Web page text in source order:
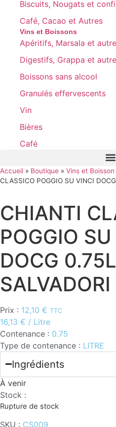
Biscuits, Nougats et
Café, Cacao et Autres
Vins et Boissons
Apéritifs, Marsala et
Digestifs, Grappa et
Boissons sans alcool
Granulés effervescents
Vin
Bières
Café
Accueil » Boutique » Vins et Boisson
CLASSICO POGGIO SU VINCI
CHIANTI
POGGIO
DOCG 0.75L
SALVADORI
Prix : 12,10 € TTC
16,13 € / Litre
Contenance : 0.75
Type de contenance : LITRE
Ingrédients
À venir
Stock :
Rupture de stock
SKU : CS009